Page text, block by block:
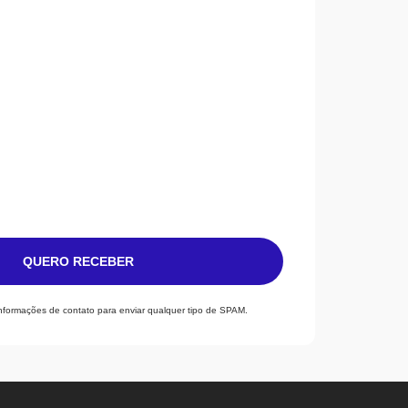
QUERO RECEBER
de contato para enviar qualquer tipo de SPAM.